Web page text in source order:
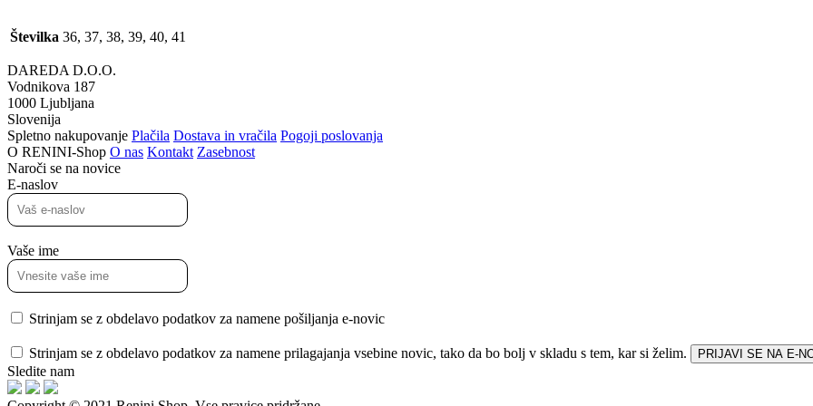
Številka 36, 37, 38, 39, 40, 41
DAREDA D.O.O.
Vodnikova 187
1000 Ljubljana
Slovenija
Spletno nakupovanje Plačila Dostava in vračila Pogoji poslovanja
O RENINI-Shop O nas Kontakt Zasebnost
Naroči se na novice
E-naslov
Vaše ime
Strinjam se z obdelavo podatkov za namene pošiljanja e-novic
Strinjam se z obdelavo podatkov za namene prilagajanja vsebine novic, tako da bo bolj v skladu s tem, kar si želim. PRIJAVI SE NA E-
Sledite nam